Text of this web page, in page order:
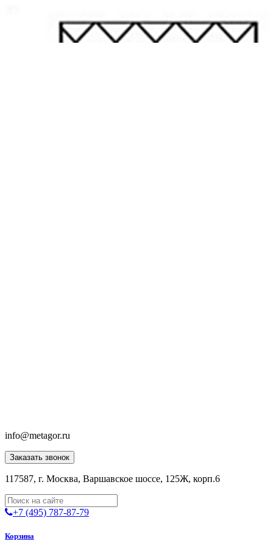
info@metagor.ru
Заказать звонок
117587, г. Москва, Варшавское шоссе, 125Ж, корп.6
+7 (495) 787-87-79
Корзина